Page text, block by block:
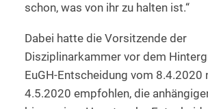
schon, was von ihr zu halten ist.“
Dabei hatte die Vorsitzende der
Disziplinarkammer vor dem
EuGH-Entscheidung vom 8.4.2020
4.5.2020 empfohlen, die